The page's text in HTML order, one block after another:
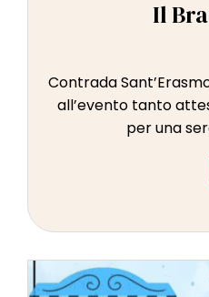
Il
Contrada
all’evento tanto
per una